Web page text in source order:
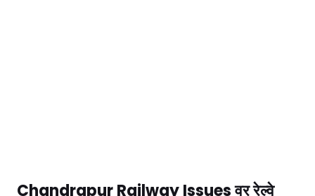
Chandrapur Railway Issues वर रेल्वे